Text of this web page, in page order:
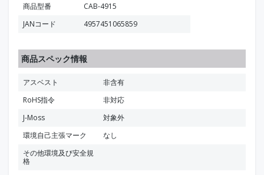
商品型番
CAB-4915
JANコード
4957451065859
商品スペック情報
アスベスト
非含有
RoHS指令
非対応
J-Moss
対象外
環境自己主張マーク
なし
その他環境及び安全規
格